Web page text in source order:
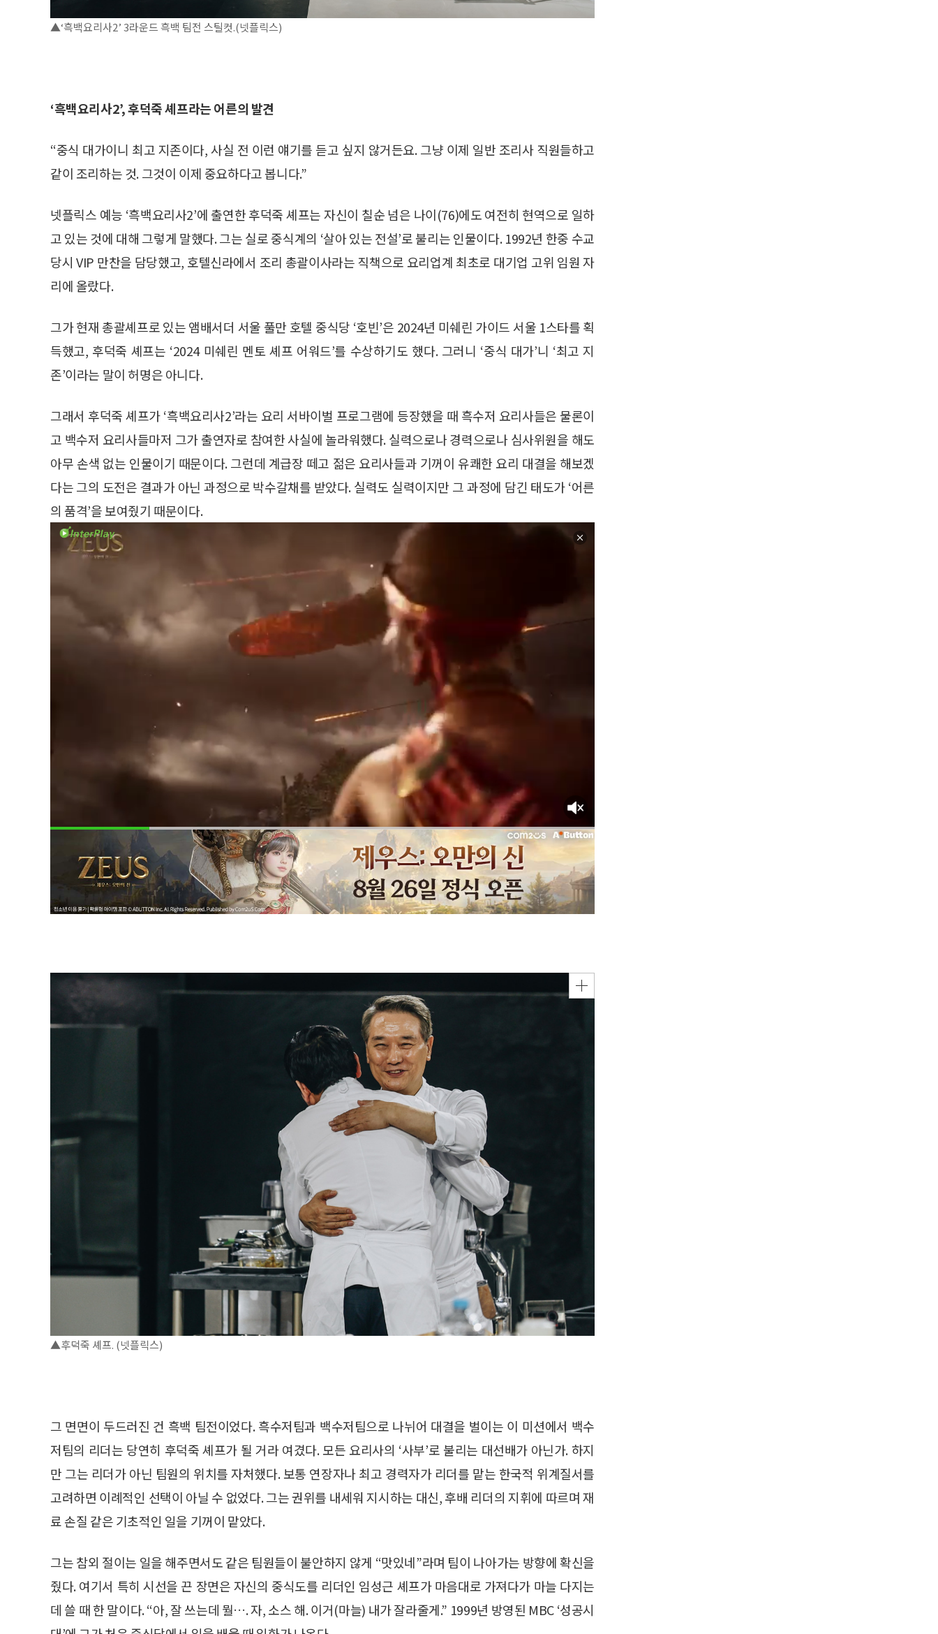
▲‘흑백요리사2’ 3라운드 흑백 팀전 스틸컷.(넷플릭스)
‘흑백요리사2’, 후덕죽 셰프라는 어른의 발견
“중식 대가이니 최고 지존이다, 사실 전 이런 얘기를 듣고 싶지 않거든요. 그냥 이제 일반 조리사 직원들하고
같이 조리하는 것. 그것이 이제 중요하다고 봅니다.”
넷플릭스 예능 ‘흑백요리사2’에 출연한 후덕죽 셰프는 자신이 칠순 넘은 나이(76)에도 여전히 현역으로 일하
고 있는 것에 대해 그렇게 말했다. 그는 실로 중식계의 ‘살아 있는 전설’로 불리는 인물이다. 1992년 한중 수교
당시 VIP 만찬을 담당했고, 호텔신라에서 조리 총괄이사라는 직책으로 요리업계 최초로 대기업 고위 임원 자
리에 올랐다.
그가 현재 총괄셰프로 있는 앰배서더 서울 풀만 호텔 중식당 ‘호빈’은 2024년 미쉐린 가이드 서울 1스타를 획
득했고, 후덕죽 셰프는 ‘2024 미쉐린 멘토 셰프 어워드’를 수상하기도 했다. 그러니 ‘중식 대가’니 ‘최고 지
존’이라는 말이 허명은 아니다.
그래서 후덕죽 셰프가 ‘흑백요리사2’라는 요리 서바이벌 프로그램에 등장했을 때 흑수저 요리사들은 물론이
고 백수저 요리사들마저 그가 출연자로 참여한 사실에 놀라워했다. 실력으로나 경력으로나 심사위원을 해도
아무 손색 없는 인물이기 때문이다. 그런데 계급장 떼고 젊은 요리사들과 기꺼이 유쾌한 요리 대결을 해보겠
다는 그의 도전은 결과가 아닌 과정으로 박수갈채를 받았다. 실력도 실력이지만 그 과정에 담긴 태도가 ‘어른
의 품격’을 보여줬기 때문이다.
▲후덕죽 셰프. (넷플릭스)
그 면면이 두드러진 건 흑백 팀전이었다. 흑수저팀과 백수저팀으로 나뉘어 대결을 벌이는 이 미션에서 백수
저팀의 리더는 당연히 후덕죽 셰프가 될 거라 여겼다. 모든 요리사의 ‘사부’로 불리는 대선배가 아닌가. 하지
만 그는 리더가 아닌 팀원의 위치를 자처했다. 보통 연장자나 최고 경력자가 리더를 맡는 한국적 위계질서를
고려하면 이례적인 선택이 아닐 수 없었다. 그는 권위를 내세워 지시하는 대신, 후배 리더의 지휘에 따르며 재
료 손질 같은 기초적인 일을 기꺼이 맡았다.
그는 참외 절이는 일을 해주면서도 같은 팀원들이 불안하지 않게 “맛있네”라며 팀이 나아가는 방향에 확신을
줬다. 여기서 특히 시선을 끈 장면은 자신의 중식도를 리더인 임성근 셰프가 마음대로 가져다가 마늘 다지는
데 쓸 때 한 말이다. “아, 잘 쓰는데 뭘…. 자, 소스 해. 이거(마늘) 내가 잘라줄게.” 1999년 방영된 MBC ‘성공시